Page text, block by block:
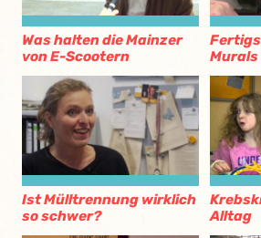
Was halten die Mainzer
von E-Scootern
Murals
Ist Mülltrennung wirklich
so schwer?
Alltag